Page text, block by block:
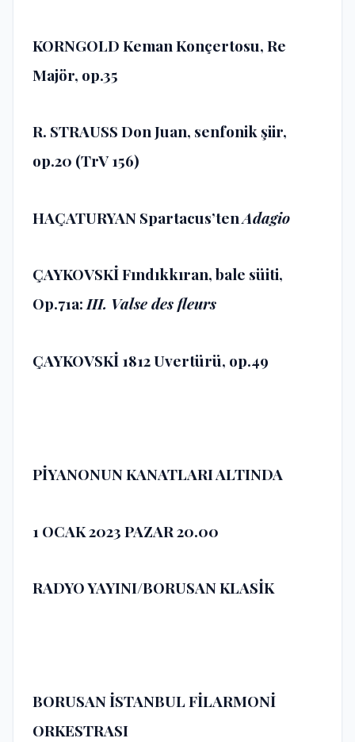
KORNGOLD Keman Konçertosu, Re
Majör, op.35
R. STRAUSS Don Juan, senfonik şiir,
op.20 (TrV 156)
HAÇATURYAN Spartacus’tenAdagio
ÇAYKOVSKİ Fındıkkıran, bale süiti,
Op.71a:III. Valse des fleurs
ÇAYKOVSKİ 1812 Uvertürü, op.49
PİYANONUN KANATLARI ALTINDA
1 OCAK 2023PAZAR 20.00
RADYO YAYINI/BORUSAN KLASİK
BORUSAN İSTANBUL FİLARMONİ
ORKESTRASI